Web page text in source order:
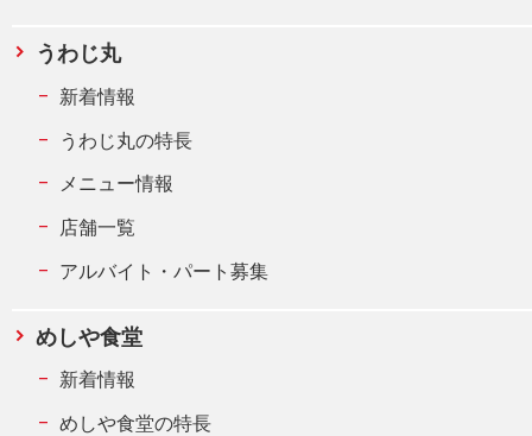
うわじ丸
新着情報
うわじ丸の特長
メニュー情報
店舗一覧
アルバイト・パート募集
めしや食堂
新着情報
めしや食堂の特長